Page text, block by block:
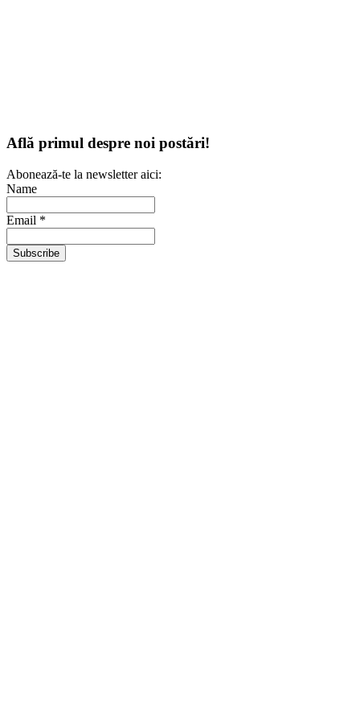
Află primul despre noi postări!
Abonează-te la newsletter aici:
Name
Email *